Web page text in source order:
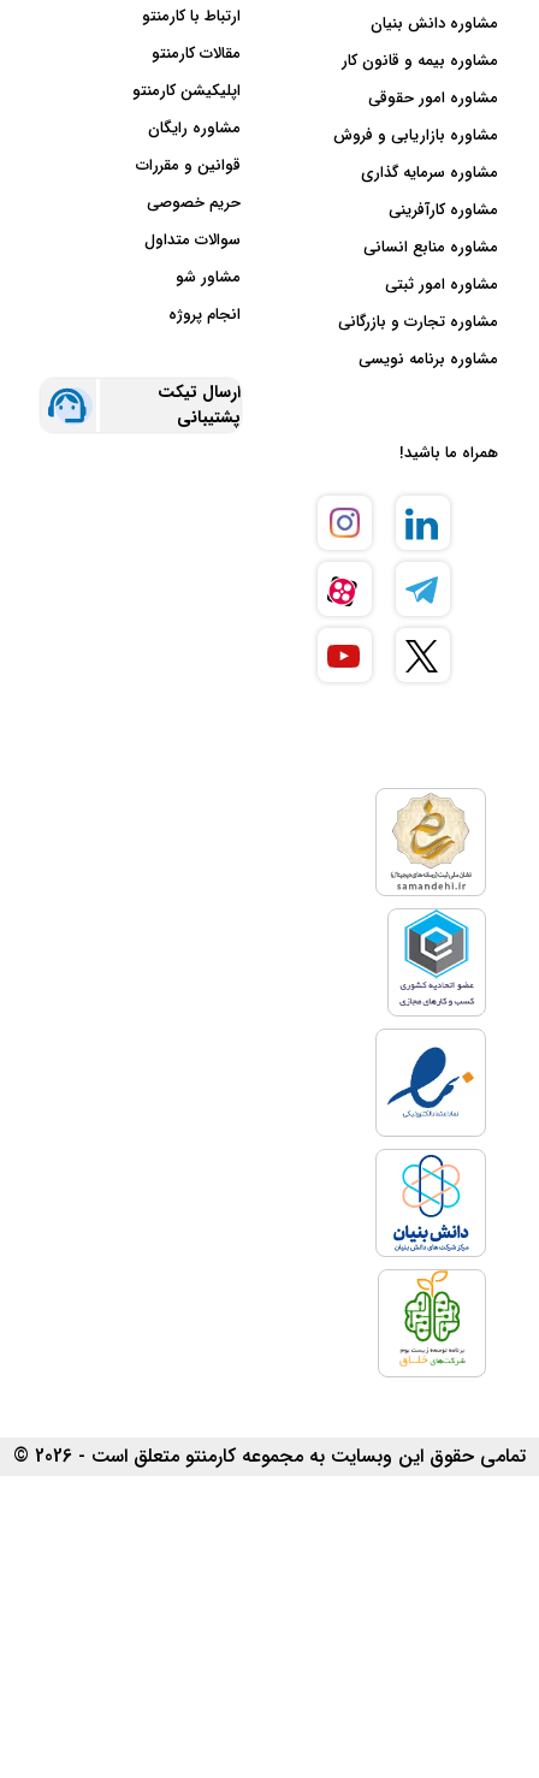
مشاوره دانش بنیان
مشاوره بیمه و قانون کار
مشاوره امور حقوقی
مشاوره بازاریابی و فروش
مشاوره سرمایه گذاری
مشاوره کارآفرینی
مشاوره منابع انسانی
مشاوره امور ثبتی
مشاوره تجارت و بازرگانی
مشاوره برنامه نویسی
ارتباط با کارمنتو
مقالات کارمنتو
اپلیکیشن کارمنتو
مشاوره رایگان
قوانین و مقررات
حریم خصوصی
سوالات متداول
مشاور شو
انجام پروژه
ارسال تیکت
پشتیبانی
همراه ما باشید!
تمامی حقوق این وبسایت به مجموعه کارمنتو متعلق است - 2026 ©